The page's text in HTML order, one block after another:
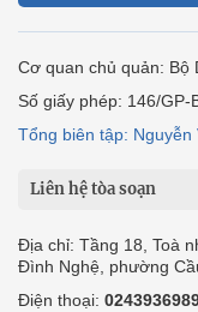
Cơ quan chủ quản: Bộ
Số giấy phép: 146/
Tổng biên tập: Nguyễn
Liên hệ tòa soạn
Địa chỉ: Tầng 18, Toà
Đình Nghệ, phường
Điện thoại: